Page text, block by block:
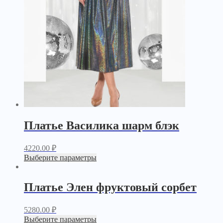
Платье Василика шарм блэк
4220.00 ₽
Выберите параметры
Платье Элен фруктовый сорбет
5280.00 ₽
Выберите параметры